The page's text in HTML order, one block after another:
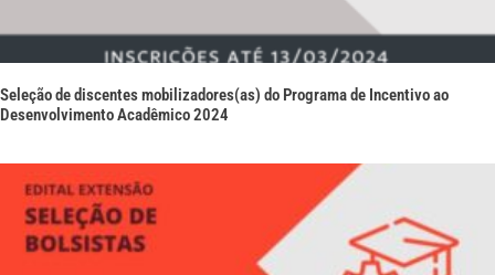
Seleção de discentes mobilizadores(as) do Programa de Incentivo ao
Desenvolvimento Acadêmico 2024